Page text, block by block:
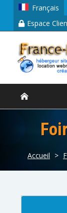
Français
Espace
Accueil >